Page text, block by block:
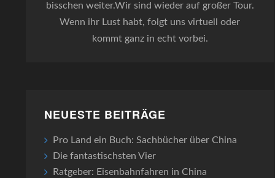
bisschen weiter.Wir sind wieder auf großer Tour.
Wenn ihr Lust habt, folgt uns virtuell oder
kommt ganz in echt vorbei.
NEUESTE BEITRÄGE
Pro Land ein Buch: Sachbücher über China
Die fantastischsten Vier
Ratgeber: Eisenbahnfahren in China